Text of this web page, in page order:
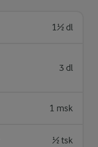
1½ dl
3 dl
1 msk
½ tsk